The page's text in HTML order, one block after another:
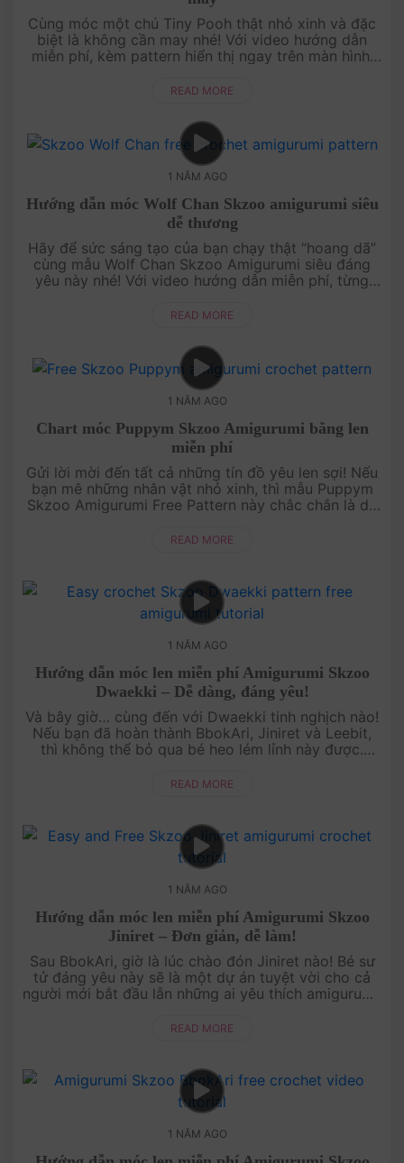
Cùng móc một chú Tiny Pooh thật nhỏ xinh và đặc
biệt là không cần may nhé! Với video hướng dẫn
miễn phí, kèm pattern hiển thị ngay trên màn hình,
cuối. Dù bạn là ng....
READ MORE
1 NĂM AGO
Hướng dẫn móc Wolf Chan Skzoo amigurumi siêu
dễ thương
Hãy để sức sáng tạo của bạn chạy thật “hoang dã”
cùng mẫu Wolf Chan Skzoo Amigurumi siêu đáng
yêu này nhé! Với video hướng dẫn miễn phí, từng
người mới bắt đầu.....
READ MORE
1 NĂM AGO
Chart móc Puppym Skzoo Amigurumi bằng len
miễn phí
Gửi lời mời đến tất cả những tín đồ yêu len sợi! Nếu
bạn mê những nhân vật nhỏ xinh, thì mẫu Puppym
Skzoo Amigurumi Free Pattern này chắc chắn là dự
dẫn chi ti....
READ MORE
1 NĂM AGO
Hướng dẫn móc len miễn phí Amigurumi Skzoo
Dwaekki – Dễ dàng, đáng yêu!
Và bây giờ… cùng đến với Dwaekki tinh nghịch nào!
Nếu bạn đã hoàn thành BbokAri, Jiniret và Leebit,
thì không thể bỏ qua bé heo lém lỉnh này được.
tạo ra một Dw....
READ MORE
1 NĂM AGO
Hướng dẫn móc len miễn phí Amigurumi Skzoo
Jiniret – Đơn giản, dễ làm!
Sau BbokAri, giờ là lúc chào đón Jiniret nào! Bé sư
tử đáng yêu này sẽ là một dự án tuyệt vời cho cả
người mới bắt đầu lẫn những ai yêu thích amigurumi.
tạo....
READ MORE
1 NĂM AGO